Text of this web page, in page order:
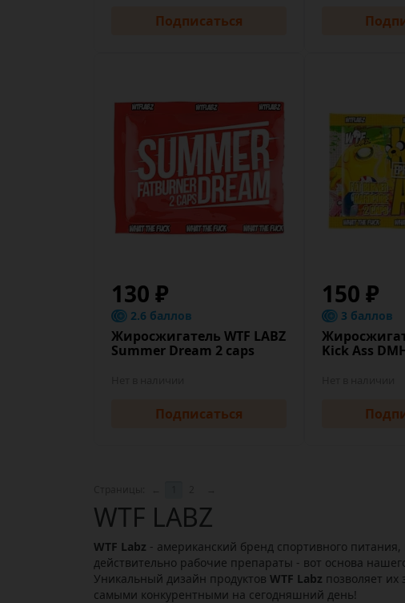
Подписаться
130 ₽
2.6 баллов
Жиросжигатель WTF LABZ
Summer Dream 2 caps
Подписаться
150 ₽
3 баллов
Kick Ass
WTF LABZ
WTF Labz - американский бренд спортивного
действительно рабочие препараты - вот основа
Уникальный дизайн продуктов WTF Labz позволяет
самыми конкурентными на сегодняшний день!